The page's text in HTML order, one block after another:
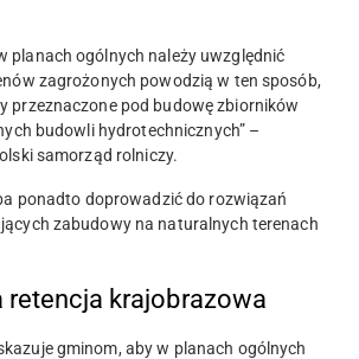
planach ogólnych należy uwzględnić
zagrożonych powodzią w ten sposób,
przeznaczone pod budowę zbiorników
budowli hydrotechnicznych” –
samorząd rolniczy.
ponadto doprowadzić do rozwiązań
zabudowy na naturalnych terenach
retencja krajobrazowa
gminom, aby w planach ogólnych